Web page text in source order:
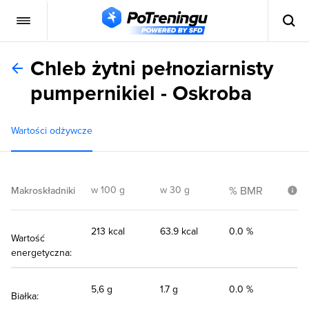
Chleb żytni pełnoziarnisty
pumpernikiel - Oskroba
Wartości odżywcze
Makroskładniki w 100 g w 30 g % BMR
Wartość
energetyczna:
213 kcal 63.9 kcal 0.0 %
Białka:
5,6 g 1.7 g 0.0 %